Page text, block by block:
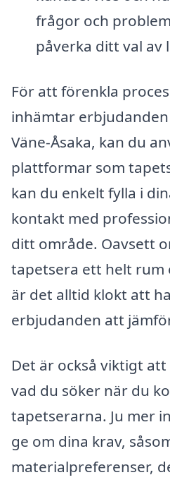
frågor och
påverka ditt val av
För att förenkla
inhämtar
Väne-Åsaka, kan du
plattformar som
kan du enkelt fylla i
kontakt med
ditt område. Oavsett
tapetsera ett helt rum
är det alltid klokt att
erbjudanden att
Det är också viktigt
vad du söker när du
tapetserarna. Ju mer
ge om dina krav,
materialpreferenser,